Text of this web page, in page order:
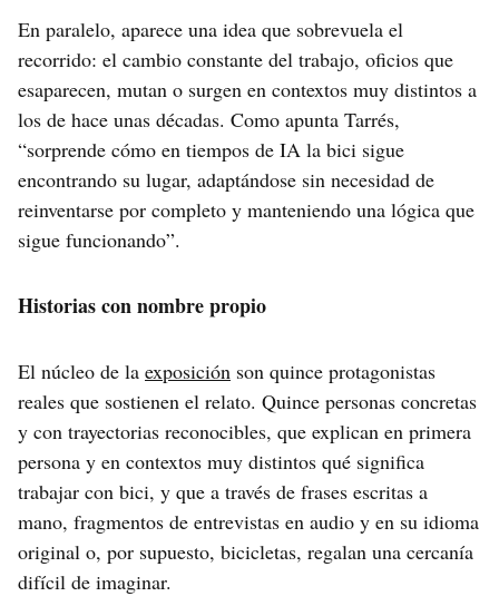
En paralelo, aparece una idea que sobrevuela el
recorrido: el cambio constante del trabajo, oficios que
esaparecen, mutan o surgen en contextos muy distintos a
los de hace unas décadas. Como apunta Tarrés,
“sorprende cómo en tiempos de IA la bici sigue
encontrando su lugar, adaptándose sin necesidad de
reinventarse por completo y manteniendo una lógica que
sigue funcionando”.
Historias con nombre propio
El núcleo de la exposición son quince protagonistas
reales que sostienen el relato. Quince personas concretas
y con trayectorias reconocibles, que explican en primera
persona y en contextos muy distintos qué significa
trabajar con bici, y que a través de frases escritas a
mano, fragmentos de entrevistas en audio y en su idioma
original o, por supuesto, bicicletas, regalan una cercanía
difícil de imaginar.